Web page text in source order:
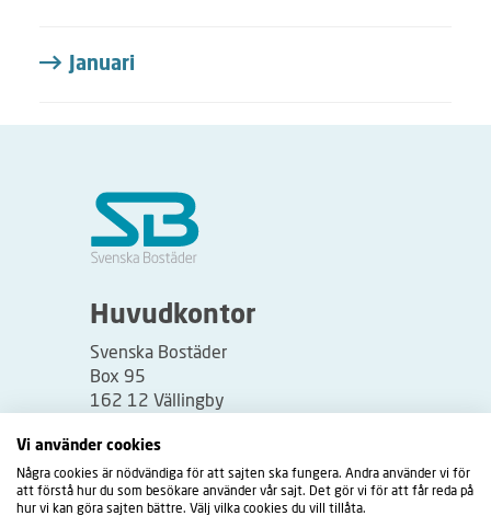
Januari
Huvudkontor
Svenska Bostäder
Box 95
162 12 Vällingby
Besöksadress:
Vällingbyplan 2
Vi använder cookies
Några cookies är nödvändiga för att sajten ska fungera. Andra använder vi för
att förstå hur du som besökare använder vår sajt. Det gör vi för att får reda på
hur vi kan göra sajten bättre. Välj vilka cookies du vill tillåta.